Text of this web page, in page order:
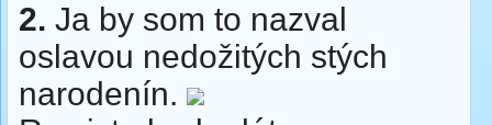
2. Ja by som to nazval
oslavou nedožitých stých
narodenín.